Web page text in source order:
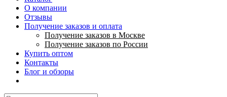
О компании
Отзывы
Получение заказов и оплата
Получение заказов в Москве
Получение заказов по России
Купить оптом
Контакты
Блог и обзоры